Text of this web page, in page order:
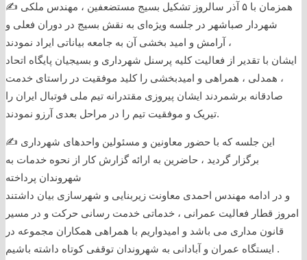
✍ همزمان با ۵ آذر سالروز تشکیل بسیج مستضعفین ، مهندس ملکی
شهردار صباشهر در جلسه ویژه‌ای به نقش بسیج در دوران فعلی و
آرامش و امید بخشی آن به جامعه بیاناتی ایراد نمودند ،
ایشان با تقدیر از فعالیت کلیه پرسنل شهرداری و بسیجیان پایگاه اتحاد
، همدلی ، همراهی و امیدبخشی را کلید موفقیت در راستای خدمت
صادقانه برشمردند ایشان پیروزی مقتدرانه تیم ملی فوتبال ایران را
تیریک و موفقیت تیم را در مراحل بعدی آرزو نمودند.
✍ این جلسه که با حضور معاونین و مسئولین واحدهای شهرداری
برگزار گردید ، حاضرین به ارائه گزارش کار از نحوه خدمات به
شهروندان پرداخته
و در ادامه مهندس احمدی معاونت زیربنایی و شهرسازی بیان داشتند
امروز قطار فعالیت عمرانی ، خدماتی خدمت رسانی حرکت و در مسیر
قانون مداری می باشد و امیدواریم با همراهی همکاران مجموعه در
ایستگاه عمران و آبادانی به شهروندان توقفی کوتاه داشته باشیم .